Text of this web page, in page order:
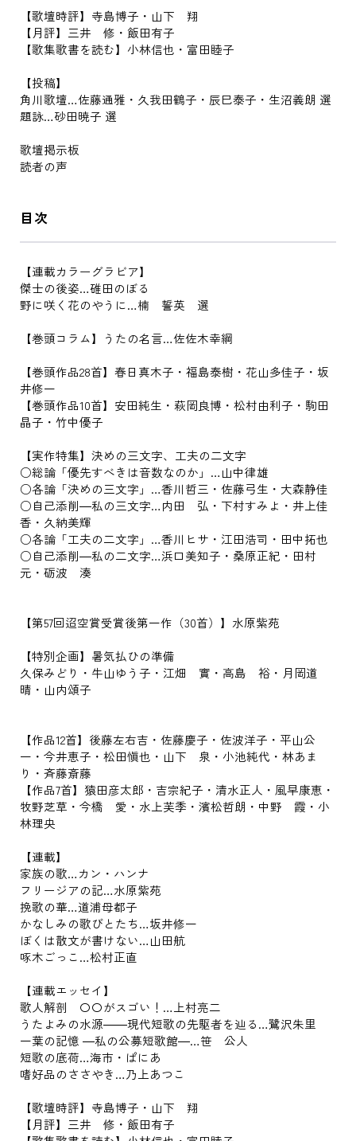
【歌壇時評】寺島博子・山下 翔
【月評】三井 修・飯田有子
【歌集歌書を読む】小林信也・富田睦子
【投稿】
角川歌壇…佐藤通雅・久我田鶴子・辰巳泰子・生沼義朗 選
題詠…砂田暁子 選
歌壇掲示板
読者の声
目次
【連載カラーグラビア】
傑士の後姿…碓田のぼる
野に咲く花のやうに…楠 誓英 選
【巻頭コラム】うたの名言…佐佐木幸綱
【巻頭作品28首】春日真木子・福島泰樹・花山多佳子・坂
井修一
【巻頭作品10首】安田純生・萩岡良博・松村由利子・駒田
晶子・竹中優子
【実作特集】決めの三文字、工夫の二文字
○総論「優先すべきは音数なのか」…山中律雄
○各論「決めの三文字」…香川哲三・佐藤弓生・大森静佳
○自己添削―私の三文字…内田 弘・下村すみよ・井上佳
香・久納美輝
○各論「工夫の二文字」…香川ヒサ・江田浩司・田中拓也
○自己添削―私の二文字…浜口美知子・桑原正紀・田村
元・砺波 湊
【第57回迢空賞受賞後第一作（30首）】水原紫苑
【特別企画】暑気払ひの準備
久保みどり・牛山ゆう子・江畑 實・高島 裕・月岡道
晴・山内頌子
【作品12首】後藤左右吉・佐藤慶子・佐波洋子・平山公
一・今井恵子・松田愼也・山下 泉・小池純代・林あま
り・斉藤斎藤
【作品7首】猿田彦太郎・吉宗紀子・清水正人・風早康恵・
牧野芝草・今橋 愛・水上芙季・濱松哲朗・中野 霞・小
林理央
【連載】
家族の歌…カン・ハンナ
フリージアの記…水原紫苑
挽歌の華…道浦母都子
かなしみの歌びとたち…坂井修一
ぼくは散文が書けない…山田航
啄木ごっこ…松村正直
【連載エッセイ】
歌人解剖 〇〇がスゴい！…上村亮二
うたよみの水源――現代短歌の先駆者を辿る…鷺沢朱里
一葉の記憶 ―私の公募短歌館―…笹 公人
短歌の底荷…海市・ぱにあ
嗜好品のささやき…乃上あつこ
【歌壇時評】寺島博子・山下 翔
【月評】三井 修・飯田有子